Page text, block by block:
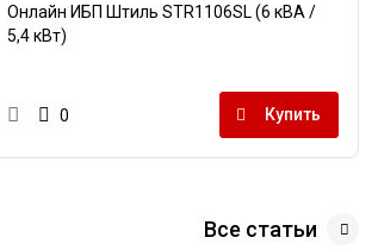
Онлайн ИБП Штиль STR1106SL (6 кВА /
5,4 кВт)
0 Купить
Все статьи